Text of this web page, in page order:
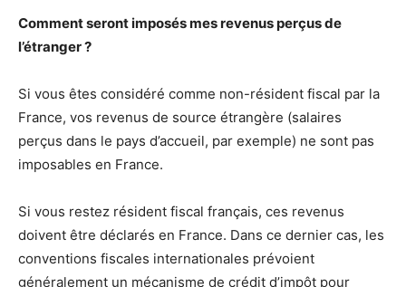
Comment seront imposés mes revenus perçus de
l’étranger ?
Si vous êtes considéré comme non-résident fiscal par la
France, vos revenus de source étrangère (salaires
perçus dans le pays d’accueil, par exemple) ne sont pas
imposables en France.
Si vous restez résident fiscal français, ces revenus
doivent être déclarés en France. Dans ce dernier cas, les
conventions fiscales internationales prévoient
généralement un mécanisme de crédit d’impôt pour